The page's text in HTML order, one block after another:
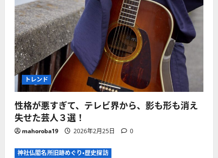
トレンド
性格が悪すぎて、テレビ界から、影も形も消え
失せた芸人３選！
mahoroba19 2026年2月25日 0
神社仏閣名所旧跡めぐり・歴史探訪